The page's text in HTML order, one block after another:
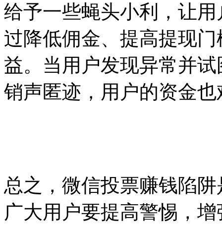
给予一些蝇头小利，让
过降低佣金、提高提现
益。当用户发现异常并
销声匿迹，用户的资金
总之，微信投票赚钱陷
广大用户要提高警惕，